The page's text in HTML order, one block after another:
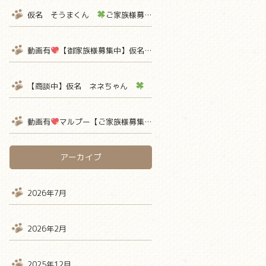
仮名 そうまくん ご家族様募集中
動画有 【御家族様募集中】仮名ミミちゃん
【商談中】仮名 ネネちゃん
動画有 マルプー【ご家族様募集中】 仮名ミルクボーロ君
アーカイブ
2026年7月
2026年2月